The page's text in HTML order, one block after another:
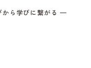
から学びに繋がる —